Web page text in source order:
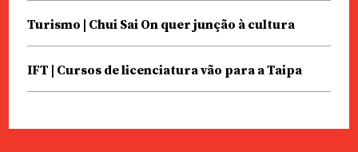
Turismo | Chui Sai On quer junção à cultura
IFT | Cursos de licenciatura vão para a Taipa